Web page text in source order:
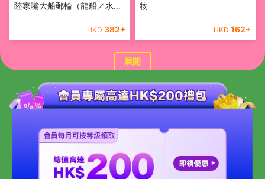
陸家嘴大船郵輪（龍船／水晶
HKD 382+
物
HKD 162+
展開